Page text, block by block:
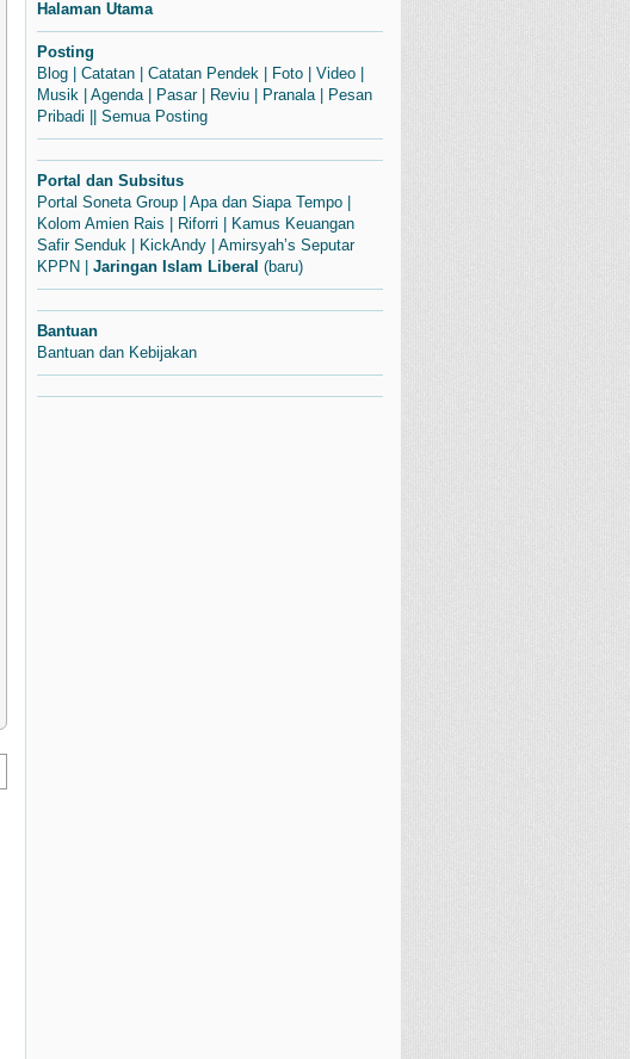
Halaman Utama
Posting
Blog
Catatan Catatan Pendek Foto Video
Musik
Agenda| Pasar| Reviu Pranala|
Pesan
Pribadi
Semua Posting
Portal dan Subsitus
Portal Soneta Group
Apa dan Siapa Tempo
Kolom Amien Rais
Riforri
Kamus Keuangan
Safir Senduk
KickAndy
Amirsyah’s Seputar
KPPN
Jaringan Islam Liberal (baru)
Bantuan
Bantuan dan Kebijakan